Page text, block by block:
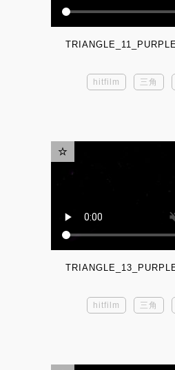
hitfilm 三角
hitfilm 三角